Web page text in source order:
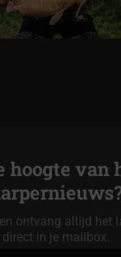
hoogte van
ontvang altijd het
direct in je mailbox.